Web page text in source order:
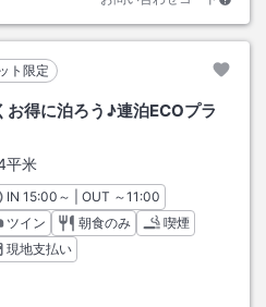
ト限定
お得に泊ろう♪連泊ECOプラ
平米
INチェックイン
15:00 ～ | OUT チェックアウト
～11:00
ツイン
朝食のみ
喫煙
現地支払い